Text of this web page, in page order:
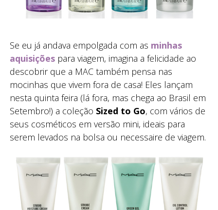
Se eu já andava empolgada com as minhas
aquisições para viagem, imagina a felicidade ao
descobrir que a MAC também pensa nas
mocinhas que vivem fora de casa! Eles lançam
nesta quinta feira (lá fora, mas chega ao Brasil em
Setembro!) a coleção Sized to Go, com vários de
seus cosméticos em versão mini, ideais para
serem levados na bolsa ou necessaire de viagem.